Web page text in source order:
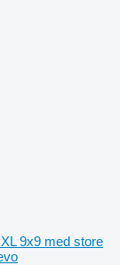
9x9 med store